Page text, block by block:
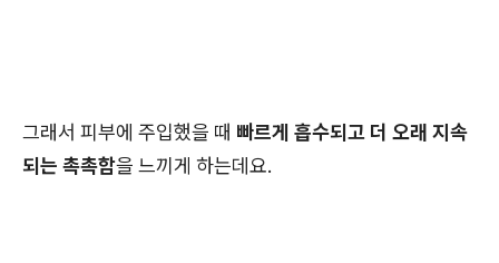
그래서 피부에 주입했을 때 빠르게 흡수되고 더 오래 지속
되는 촉촉함을 느끼게 하는데요.